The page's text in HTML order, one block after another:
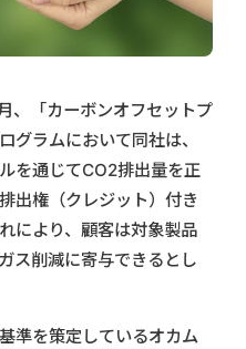
、「カーボンオフセットプ
グラムにおいて同社は、
を通じてCO2排出量を正
出権（クレジット）付き
により、顧客は対象製品
ス削減に寄与できるとし
準を策定しているオカム